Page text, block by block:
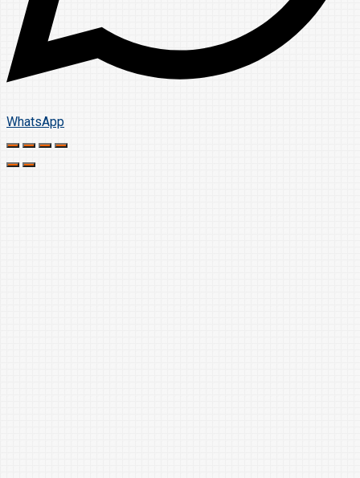
WhatsApp